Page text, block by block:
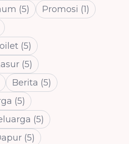
(5) Promosi (1)
(5)
(5)
Berita (5)
(5)
(5)
(5)